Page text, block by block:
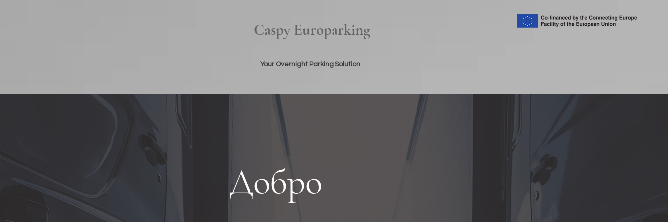
Caspy Europarking
Your Overnight Parking Solution
Добро